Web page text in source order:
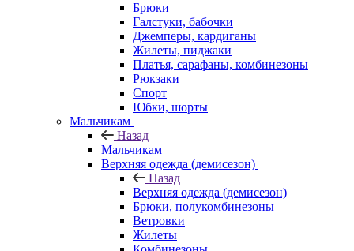
Брюки
Галстуки, бабочки
Джемперы, кардиганы
Жилеты, пиджаки
Платья, сарафаны, комбинезоны
Рюкзаки
Спорт
Юбки, шорты
Мальчикам
Назад
Мальчикам
Верхняя одежда (демисезон)
Назад
Верхняя одежда (демисезон)
Брюки, полукомбинезоны
Ветровки
Жилеты